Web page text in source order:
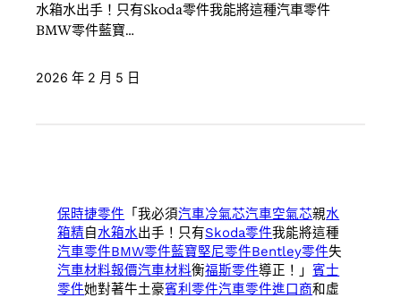
水箱水出手！只有Skoda零件我能將這種汽車零件
BMW零件藍寶…
2026 年 2 月 5 日
保時捷零件 「我必須汽車冷氣芯汽車空氣芯親水
箱精自水箱水出手！只有Skoda零件我能將這種
汽車零件BMW零件藍寶堅尼零件Bentley零件失
汽車材料報價汽車材料衡福斯零件導正！」賓士
零件她對著牛土豪賓利零件汽車零件進口商和虛